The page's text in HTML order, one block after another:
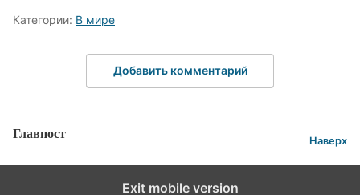
Категории: В мире
Добавить комментарий
Главпост Наверх
Exit mobile version